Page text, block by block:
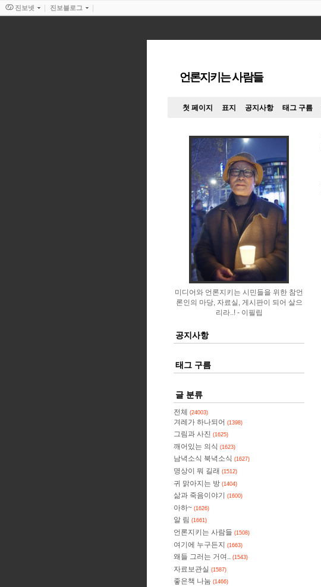
언론지키는 사람들
첫 페이지 표지 공지사항 태그 구름
미디어와 언론지키는 시민들을 위한 참언
론인의 마당, 자료실, 게시판이 되어 살으
리라..!
이필립
공지사항
태그 구름
글 분류
전체 (24003)
겨레가 하나되어 (1398)
그림과 사진 (1625)
깨어있는 의식 (1623)
남녁소식 북녁소식 (1627)
명상이 뭐 길래 (1512)
귀 맑아지는 방 (1404)
삶과 죽음이야기 (1600)
아하~ (1626)
알 림 (1661)
언론지키는 사람들 (1508)
여기에 누구든지 (1663)
왜들 그러는 거여.. (1543)
자료보관실 (1587)
좋은책 나눔 (1466)
진보넷 진보블로그